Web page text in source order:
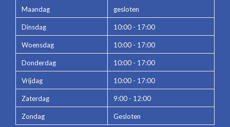
Maandag gesloten
Dinsdag 10:00 - 17:00
Woensdag 10:00 - 17:00
Donderdag 10:00 - 17:00
Vrijdag 10:00 - 17:00
Zaterdag 9:00 - 12:00
Zondag Gesloten